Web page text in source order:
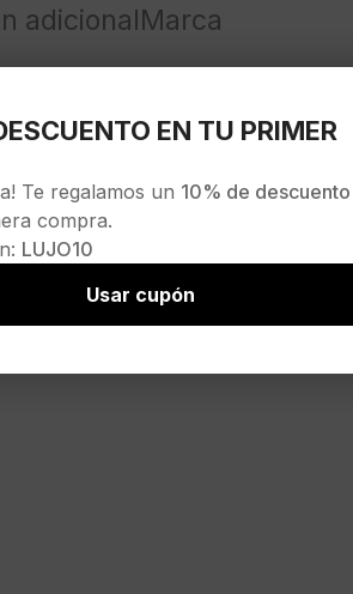
adicionalMarca
EN TU PRIMER
Te regalamos un 10% de descuento
compra.
LUJO10
Usar cupón